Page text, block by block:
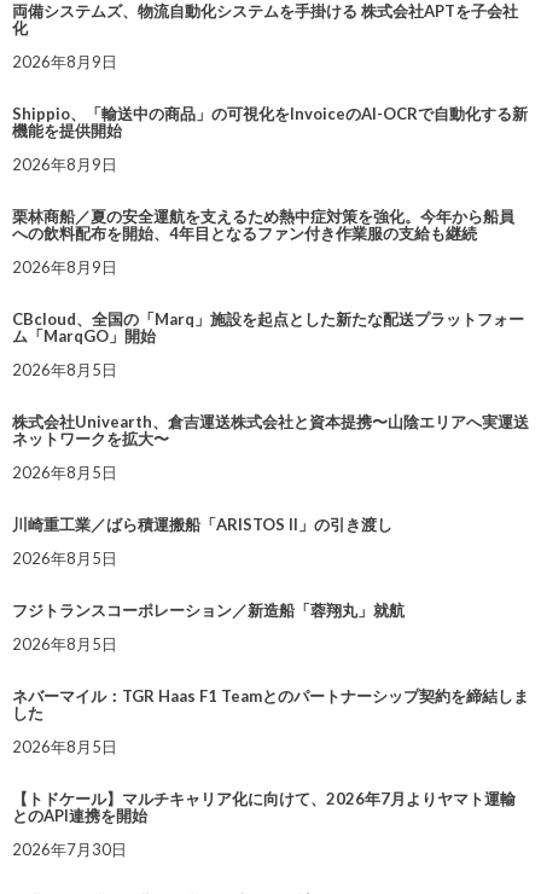
両備システムズ、物流自動化システムを手掛ける 株式会社APTを子会社
化
2026年8月9日
Shippio、「輸送中の商品」の可視化をInvoiceのAI-OCRで自動化する新
機能を提供開始
2026年8月9日
栗林商船／夏の安全運航を支えるため熱中症対策を強化。今年から船員
への飲料配布を開始、4年目となるファン付き作業服の支給も継続
2026年8月9日
CBcloud、全国の「Marq」施設を起点とした新たな配送プラットフォー
ム「MarqGO」開始
2026年8月5日
株式会社Univearth、倉吉運送株式会社と資本提携〜山陰エリアへ実運送
ネットワークを拡大〜
2026年8月5日
川崎重工業／ばら積運搬船「ARISTOS II」の引き渡し
2026年8月5日
フジトランスコーポレーション／新造船「蓉翔丸」就航
2026年8月5日
ネバーマイル：TGR Haas F1 Teamとのパートナーシップ契約を締結しま
した
2026年8月5日
【トドケール】マルチキャリア化に向けて、2026年7月よりヤマト運輸
とのAPI連携を開始
2026年7月30日